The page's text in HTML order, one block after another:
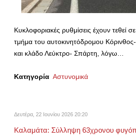
Κυκλοφοριακές ρυθμίσεις έχουν τεθεί
τμήμα του αυτοκινητόδρομου
και κλάδο Λεύκτρο- Σπάρτη, λόγω…
Κατηγορία Αστυνομικά
Δευτέρα, 22 Ιουνίου 2026 20:20
Καλαμάτα: Σύλληψη 63χρονου